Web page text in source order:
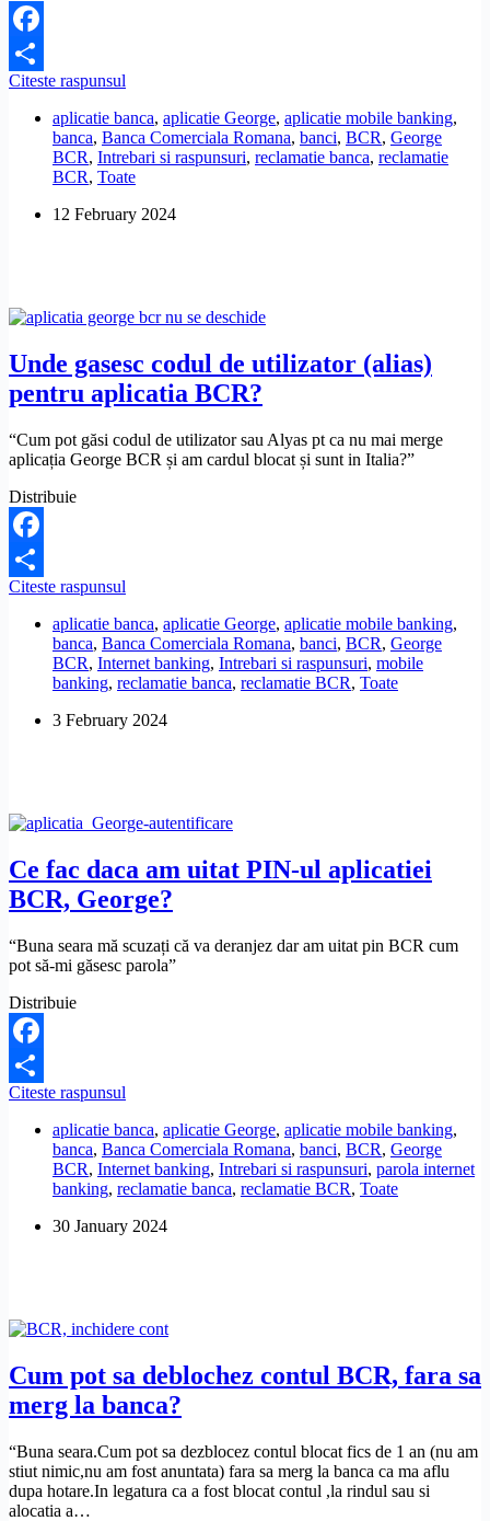
Facebook
Share
Citeste raspunsul
schimba
numele
de
utilizator
la
sa
banca?
aplicatie banca, aplicatie George, aplicatie mobile banking,
banca, Banca Comerciala Romana, banci, BCR, George
BCR, Intrebari si raspunsuri, reclamatie banca, reclamatie
BCR, Toate
12 February 2024
Unde gasesc codul de utilizator (alias)
pentru aplicatia BCR?
“Cum pot găsi codul de utilizator sau Alyas pt ca nu mai merge
aplicația George BCR și am cardul blocat și sunt in Italia?”
Distribuie
Facebook
Share
Citeste raspunsul
codul
de
utilizator
(alias)
aplicatia
aplicatie banca, aplicatie George, aplicatie mobile banking,
banca, Banca Comerciala Romana, banci, BCR, George
BCR, Internet banking, Intrebari si raspunsuri, mobile
banking, reclamatie banca, reclamatie BCR, Toate
3 February 2024
Ce fac daca am uitat PIN-ul aplicatiei
BCR, George?
“Buna seara mă scuzați că va deranjez dar am uitat pin BCR cum
pot să-mi găsesc parola”
Distribuie
Facebook
Share
Citeste raspunsul
daca
am
uitat
PIN-
aplicatiei
aplicatie banca, aplicatie George, aplicatie mobile banking,
banca, Banca Comerciala Romana, banci, BCR, George
BCR, Internet banking, Intrebari si raspunsuri, parola internet
banking, reclamatie banca, reclamatie BCR, Toate
30 January 2024
Cum pot sa deblochez contul BCR, fara sa
merg la banca?
“Buna seara.Cum pot sa dezblocez contul blocat fics de 1 an (nu am
stiut nimic,nu am fost anuntata) fara sa merg la banca ca ma aflu
dupa hotare.In legatura ca a fost blocat contul ,la rindul sau si
alocatia a…